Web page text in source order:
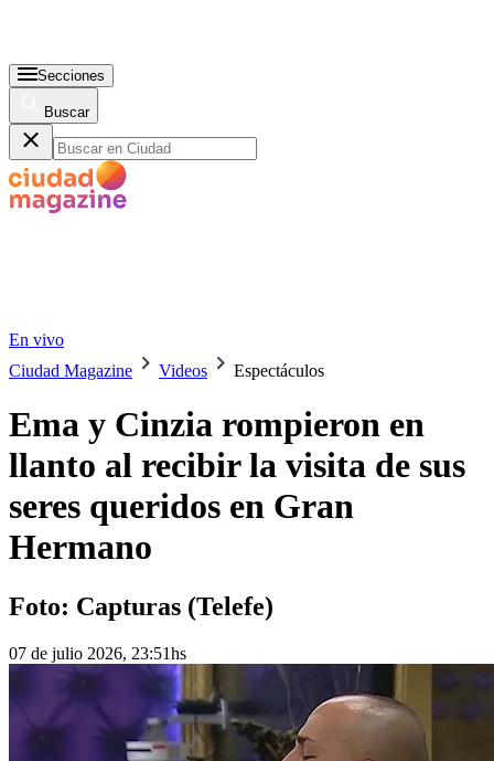
Secciones
Buscar
En vivo
Ciudad Magazine
Videos Espectáculos
Ema y Cinzia rompieron en
llanto al recibir la visita de sus
seres queridos en Gran
Hermano
Foto: Capturas (Telefe)
07 de julio 2026, 23:51hs